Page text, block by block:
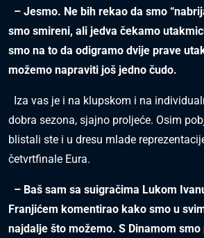
– Jesmo. Ne bih rekao da smo
smo smireni, ali jedva čekamo
smo na to da odigramo dvije prave
možemo napraviti još jedno čudo.
Iza vas je i na klupskom i na
dobra sezona, sjajno proljeće. Osim
blistali ste i u dresu mlade
četvrtfinale Eura.
– Baš sam sa suigračima Lukom
Franjićem komentirao kako smo u
najdalje što možemo. S Dinamom